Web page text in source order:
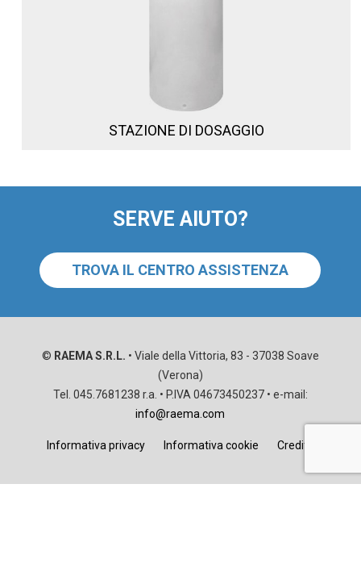
STAZIONE DI DOSAGGIO
SERVE AIUTO?
TROVA IL CENTRO ASSISTENZA
© RAEMA S.R.L. • Viale della Vittoria, 83 - 37038 Soave
(Verona)
Tel. 045.7681238 r.a. • P.IVA 04673450237 • e-mail:
info@raema.com
Informativa privacy Informativa cookie Credits